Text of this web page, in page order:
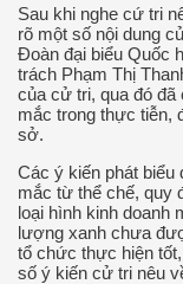
Sau khi nghe cứ tri
rõ một số nội dung
Đoàn đại biểu Quốc
trách Phạm Thị
của cử tri, qua đó
mắc trong thực tiễn,
sở.
Các ý kiến phát biểu
mắc từ thể chế, quy
loại hình kinh doanh
lượng xanh chưa
tổ chức thực hiện
số ý kiến cử tri nêu